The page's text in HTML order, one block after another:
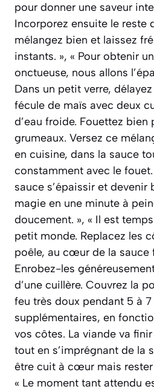
pour donner une saveur
Incorporez ensuite le reste
mélangez bien et laissez
instants. », « Pour obtenir
onctueuse, nous allons
Dans un petit verre,
fécule de maïs avec deux
d’eau froide. Fouettez
grumeaux. Versez ce
en cuisine, dans la sauce
constamment avec le
sauce s’épaissir et
magie en une minute à
doucement. », « Il est
petit monde. Replacez les
poêle, au cœur de la sauce
Enrobez-les
d’une cuillère. Couvrez la
feu très doux pendant 5 à
supplémentaires, en
vos côtes. La viande va
tout en s’imprégnant de la
être cuit à cœur mais rester
« Le moment tant attendu